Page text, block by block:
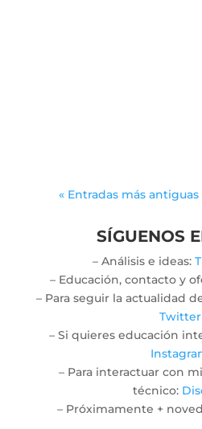
« Entradas más antiguas
SÍGUENOS
– Análisis e ideas:
– Educación, contacto y
– Para seguir la actualidad
Twitter
– Si quieres educación
– Para interactuar con
técnico:
– Próximamente +